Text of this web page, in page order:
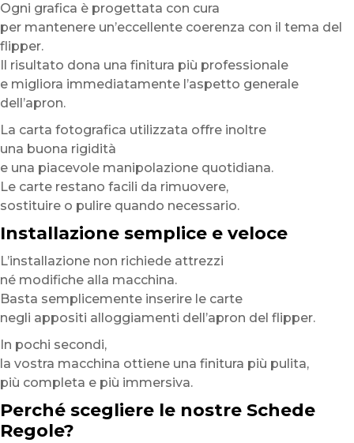
Ogni grafica è progettata con cura
per mantenere un’eccellente coerenza con il tema del
flipper.
Il risultato dona una finitura più professionale
e migliora immediatamente l’aspetto generale
dell’apron.
La carta fotografica utilizzata offre inoltre
una buona rigidità
e una piacevole manipolazione quotidiana.
Le carte restano facili da rimuovere,
sostituire o pulire quando necessario.
Installazione semplice e veloce
L’installazione non richiede attrezzi
né modifiche alla macchina.
Basta semplicemente inserire le carte
negli appositi alloggiamenti dell’apron del flipper.
In pochi secondi,
la vostra macchina ottiene una finitura più pulita,
più completa e più immersiva.
Perché scegliere le nostre Schede
Regole?